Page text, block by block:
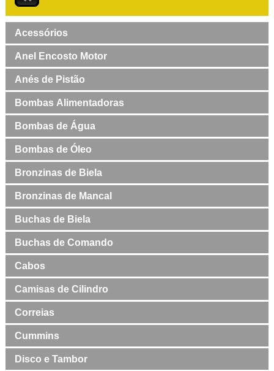
Acessórios
Anel Encosto Motor
Anés de Pistão
Bombas Alimentadoras
Bombas de Água
Bombas de Óleo
Bronzinas de Biela
Bronzinas de Mancal
Buchas de Biela
Buchas de Comando
Cabos
Camisas de Cilindro
Correias
Cummins
Disco e Tambor